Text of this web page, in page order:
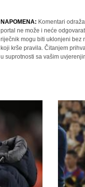
NAPOMENA: Komentari
portal ne može i neće
riječnik mogu biti uklonjeni bez
koji krše pravila. Čitanjem
u suprotnosti sa vašim